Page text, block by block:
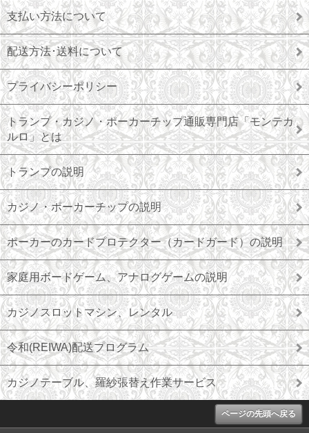
支払い方法について
配送方法･送料について
プライバシーポリシー
トランプ・カジノ・ポーカーチップ通販専門店「モンテカ
ルロ」とは
トランプの説明
カジノ・ポーカーチップの説明
ポーカーのカードプロテクター（カードガード）の説明
家庭用ボードゲーム、アナログゲームの説明
カジノスロットマシン、レンタル
令和(REIWA)配送プログラム
カジノテーブル、羅紗張替え作業サービス
ページの先頭へ戻る